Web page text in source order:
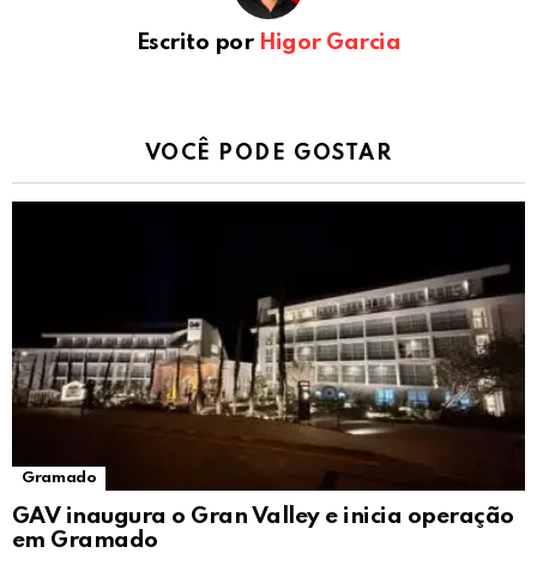
Escrito por Higor Garcia
VOCÊ PODE GOSTAR
Gramado
GAV inaugura o Gran Valley e inicia operação
em Gramado